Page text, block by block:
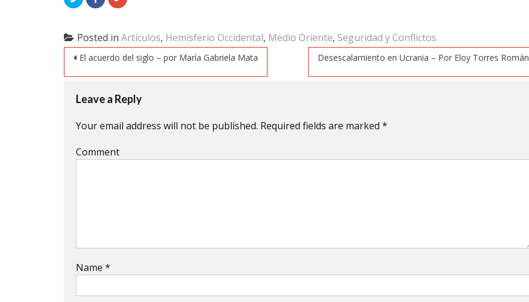
to
(Opens
in
new
window)
to
(Opens
in
new
window)
to
(Opens
in
new
window)
Posted inArtículos, Hemisferio Occidental, Medio Oriente, Seguridad y Conflictos
Post navigation
El acuerdo del siglo – por María Gabriela Mata Desescalamiento en Ucrania – Por Eloy Torres Román
Leave a Reply
Your email address will not be published. Required fields are marked*
Comment
Name*